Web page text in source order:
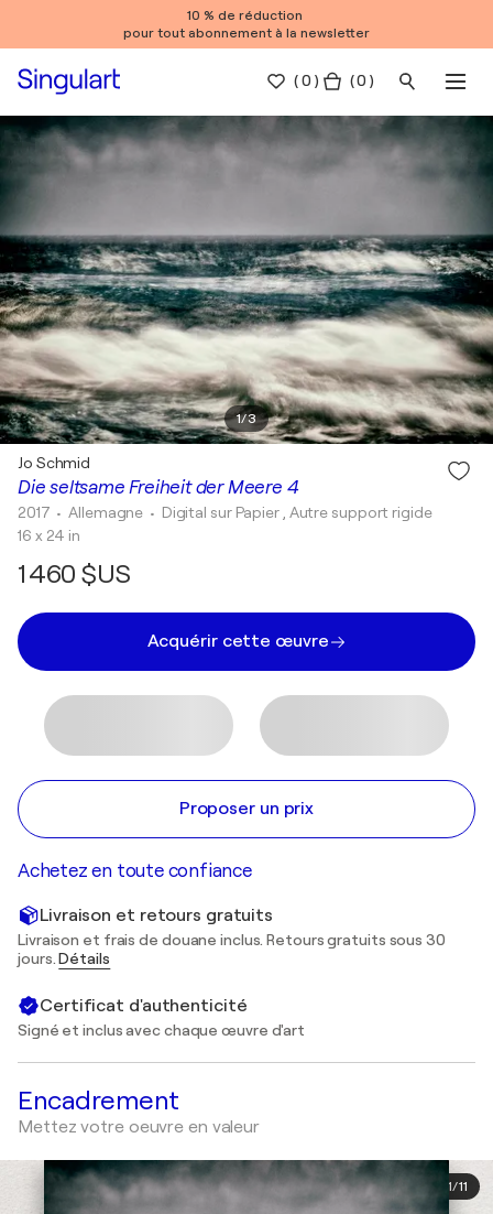
10 % de réduction
pour tout abonnement à la newsletter
(0 ) ( 0 )
1/3
Die seltsame Freiheit der Meere 4
Jo Schmid
2017 • Allemagne • Digital sur Papier , Autre support rigide
16 x 24 in
1 460 $US
Acquérir cette œuvre
Proposer un prix
Achetez en toute confiance
Livraison et retours gratuits
Livraison et frais de douane inclus. Retours gratuits sous 30
jours.Détails
Certificat d'authenticité
Signé et inclus avec chaque œuvre d'art
Encadrement
Mettez votre oeuvre en valeur
1/11